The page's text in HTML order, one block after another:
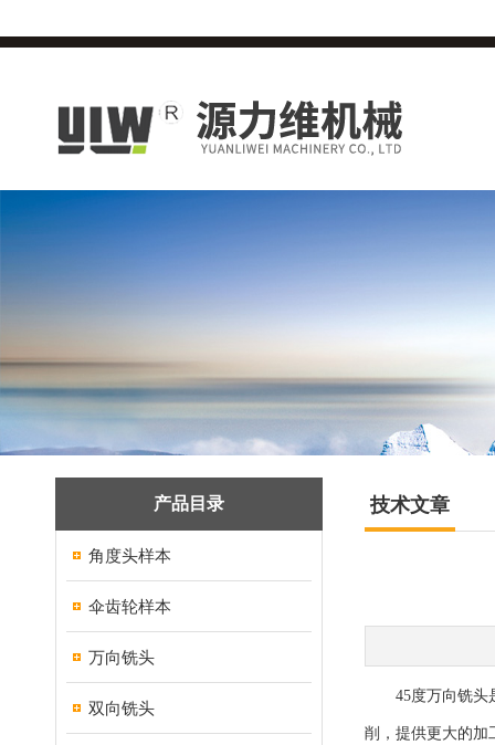
产品目录
角度头样本
伞齿轮样本
万向铣头
双向铣头
技术文章
45度万向铣头是
削，提供更大的加